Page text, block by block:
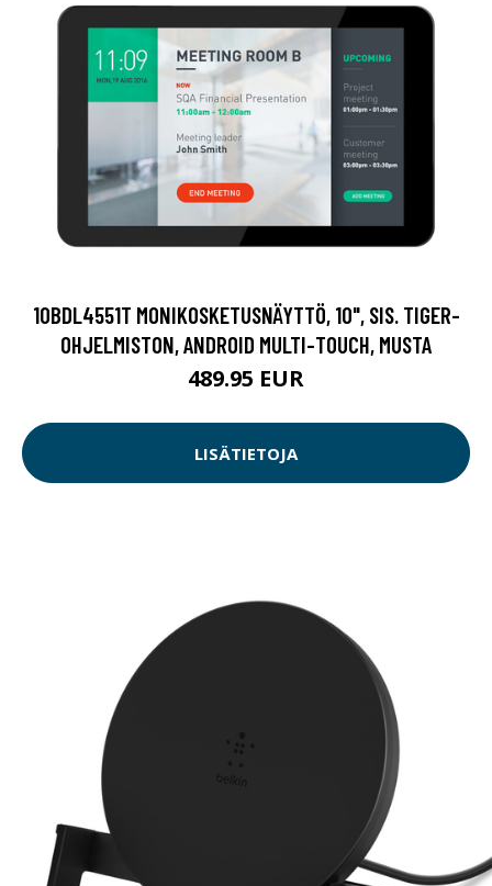
10BDL4551T MONIKOSKETUSNÄYTTÖ, 10", SIS. TIGER-
OHJELMISTON, ANDROID MULTI-TOUCH, MUSTA
489.95 EUR
LISÄTIETOJA